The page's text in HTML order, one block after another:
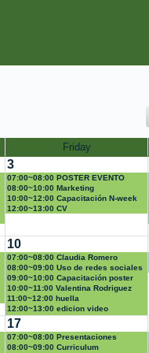
Friday
3
07:00~08:00 POSTER EVENTO
ACÁDEMICO
08:00~10:00 Marketing
10:00~12:00 Capacitación N-week
12:00~13:00 CV
10
07:00~08:00 Claudia Romero
08:00~09:00 Uso de redes sociales
09:00~10:00 Capacitación poster
10:00~11:00 Valentina Rodriguez
11:00~12:00 huella
12:00~13:00 edicion video
14:00~16:00 huella
17
07:00~08:00 Presentaciones
animadas en power point
08:00~09:00 Curriculum